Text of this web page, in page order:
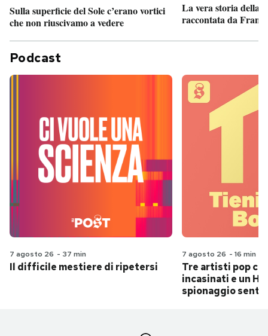
Sulla superficie del Sole c’erano vortici
che non riuscivamo a vedere
La vera storia della
raccontata da
Podcast
7 agosto 26 - 37 min
Il difficile mestiere di ripetersi
7 agosto 26 - 16 min
Tre artisti pop
incasinati e un
spionaggio